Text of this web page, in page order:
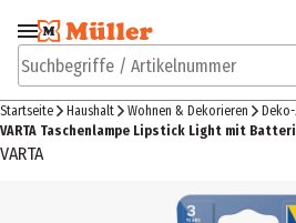
Zur Navigation
springen
Suchbegriffe / Artikelnummer
Startseite Haushalt Wohnen & Dekorieren
VARTA Taschenlampe Lipstick Light mit
VARTA